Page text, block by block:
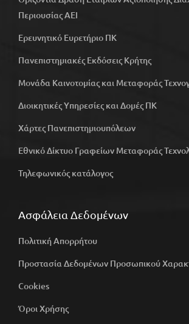
Περιουσίας ΑΕΙ
Ερευνητικό Ευρετήριο ΠΚ
Πανεπιστημιακές Εκδόσεις Κρήτης
Μονάδα Καινοτομίας και Μεταφοράς
Διοικητικές Υπηρεσίες και Δομές ΠΚ
Χάρτες Πανεπιστημιουπόλεων
Εθνικό Δίκτυο Γραφείων Μεταφοράς
Τηλεφωνικός κατάλογος
Ασφάλεια Δεδομένων
Πολιτική Απορρήτου
Προστασία Δεδομένων Προσωπικού
Cookies
Όροι Χρήσης